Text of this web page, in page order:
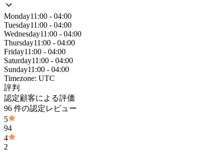
Monday11:00 - 04:00
Tuesday11:00 - 04:00
Wednesday11:00 - 04:00
Thursday11:00 - 04:00
Friday11:00 - 04:00
Saturday11:00 - 04:00
Sunday11:00 - 04:00
Timezone: UTC
評判
認定顧客による評価
96 件の認定レビュー
5
94
4
2